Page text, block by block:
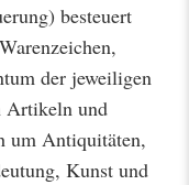
besteuert
der jeweiligen
Artikeln und
um Antiquitäten,
Kunst und